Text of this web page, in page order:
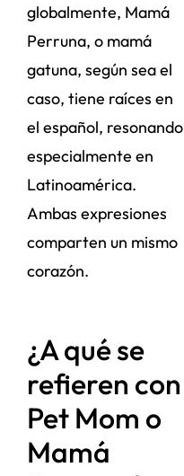
globalmente, Mamá
Perruna, o mamá
gatuna, según sea el
caso, tiene raíces en
el español, resonando
especialmente en
Latinoamérica.
Ambas expresiones
comparten un mismo
corazón.
¿A qué se
refieren con
Pet Mom o
Mamá